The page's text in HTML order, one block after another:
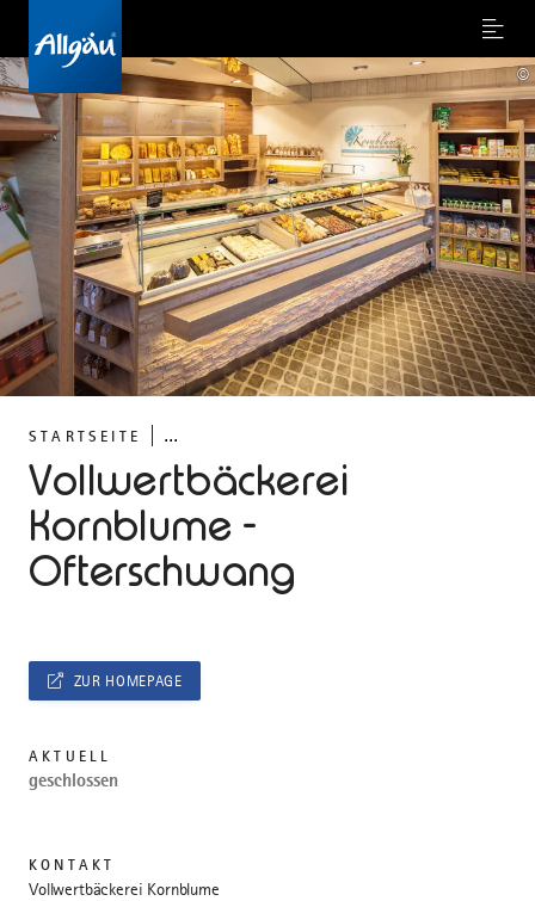
Menu
STARTSEITE ...
Vollwertbäckerei
Kornblume -
Ofterschwang
©
ZUR HOMEPAGE
AKTUELL
geschlossen
KONTAKT
Vollwertbäckerei Kornblume